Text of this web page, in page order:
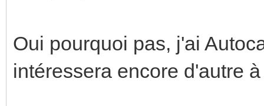
Oui pourquoi pas, j'ai
intéressera encore d'autre